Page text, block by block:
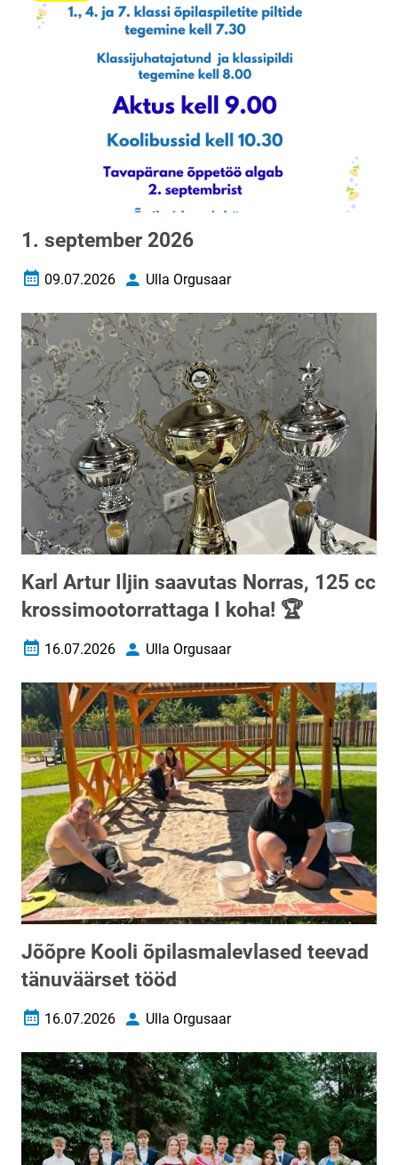
1. september 2026
Loomise kuupäev
09.07.2026 AutorUlla Orgusaar
Karl Artur Iljin saavutas Norras, 125 cc
krossimootorrattaga I koha! 🏆
Loomise kuupäev
16.07.2026 AutorUlla Orgusaar
Jõõpre Kooli õpilasmalevlased teevad
tänuväärset tööd
Loomise kuupäev
16.07.2026 AutorUlla Orgusaar